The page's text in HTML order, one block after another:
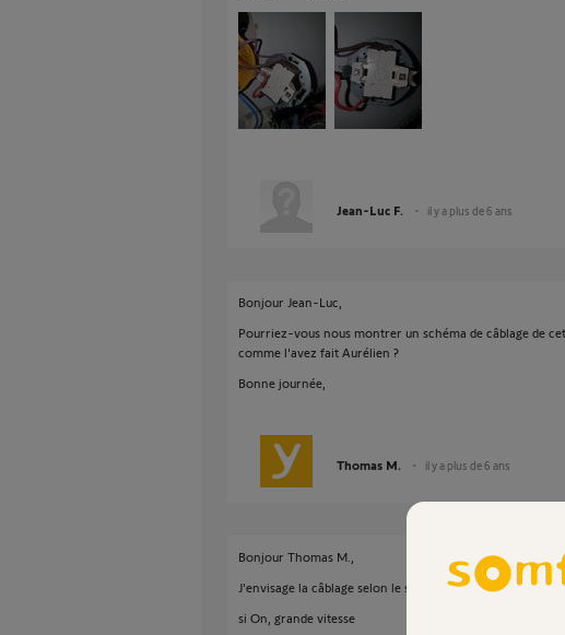
Jean-Luc F. il y a plus de 6 ans
Bonjour Jean-Luc,
Pourriez-vous nous montrer un schéma de câblage de
comme l'avez fait Aurélien ?
Bonne journée,
Thomas M. il y a plus de 6 ans
Bonjour Thomas M.,
J'envisage la câblage selon le schéma ci-joint pour
si On, grande vitesse